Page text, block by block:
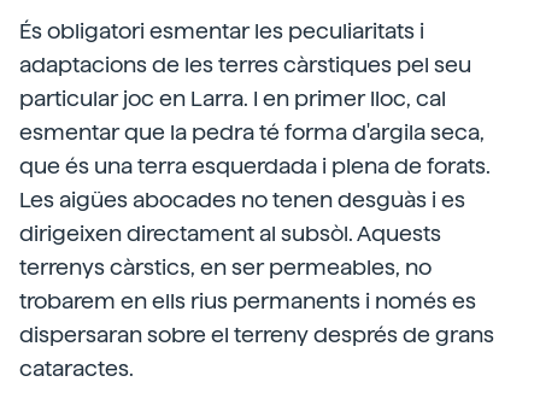
És obligatori esmentar les peculiaritats i
adaptacions de les terres càrstiques pel seu
particular joc en Larra. I en primer lloc, cal
esmentar que la pedra té forma d'argila seca,
que és una terra esquerdada i plena de forats.
Les aigües abocades no tenen desguàs i es
dirigeixen directament al subsòl. Aquests
terrenys càrstics, en ser permeables, no
trobarem en ells rius permanents i només es
dispersaran sobre el terreny després de grans
cataractes.